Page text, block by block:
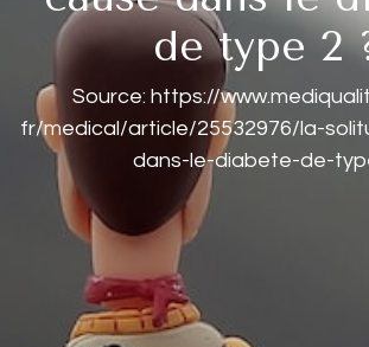
de type 2
Source: https://
fr/medical/article/25532976/la-
dans-le-diabete-de-